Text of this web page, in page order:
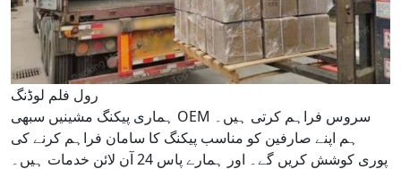
رول فلم لوڈنگ
ہماری پیکنگ مشینیں سبھی OEM سروس فراہم کرتی ہیں۔
ہم اپنے صارفین کو مناسب پیکنگ کا سامان فراہم کرنے کی
پوری کوشش کریں گے۔ اور ہمارے پاس 24 آن لائن خدمات ہیں۔